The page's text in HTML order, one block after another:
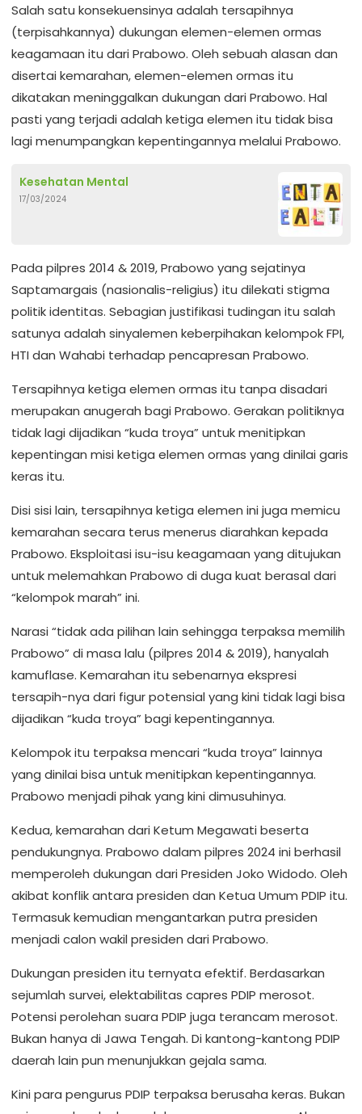
Salah satu konsekuensinya adalah tersapihnya
(terpisahkannya) dukungan elemen-elemen ormas
keagamaan itu dari Prabowo. Oleh sebuah alasan dan
disertai kemarahan, elemen-elemen ormas itu
dikatakan meninggalkan dukungan dari Prabowo. Hal
pasti yang terjadi adalah ketiga elemen itu tidak bisa
lagi menumpangkan kepentingannya melalui Prabowo.
Kesehatan Mental
17/03/2024
Pada pilpres 2014 & 2019, Prabowo yang sejatinya
Saptamargais (nasionalis-religius) itu dilekati stigma
politik identitas. Sebagian justifikasi tudingan itu salah
satunya adalah sinyalemen keberpihakan kelompok FPI,
HTI dan Wahabi terhadap pencapresan Prabowo.
Tersapihnya ketiga elemen ormas itu tanpa disadari
merupakan anugerah bagi Prabowo. Gerakan politiknya
tidak lagi dijadikan “kuda troya” untuk menitipkan
kepentingan misi ketiga elemen ormas yang dinilai garis
keras itu.
Disi sisi lain, tersapihnya ketiga elemen ini juga memicu
kemarahan secara terus menerus diarahkan kepada
Prabowo. Eksploitasi isu-isu keagamaan yang ditujukan
untuk melemahkan Prabowo di duga kuat berasal dari
“kelompok marah” ini.
Narasi “tidak ada pilihan lain sehingga terpaksa memilih
Prabowo” di masa lalu (pilpres 2014 & 2019), hanyalah
kamuflase. Kemarahan itu sebenarnya ekspresi
tersapih-nya dari figur potensial yang kini tidak lagi bisa
dijadikan “kuda troya” bagi kepentingannya.
Kelompok itu terpaksa mencari “kuda troya” lainnya
yang dinilai bisa untuk menitipkan kepentingannya.
Prabowo menjadi pihak yang kini dimusuhinya.
Kedua, kemarahan dari Ketum Megawati beserta
pendukungnya. Prabowo dalam pilpres 2024 ini berhasil
memperoleh dukungan dari Presiden Joko Widodo. Oleh
akibat konflik antara presiden dan Ketua Umum PDIP itu.
Termasuk kemudian mengantarkan putra presiden
menjadi calon wakil presiden dari Prabowo.
Dukungan presiden itu ternyata efektif. Berdasarkan
sejumlah survei, elektabilitas capres PDIP merosot.
Potensi perolehan suara PDIP juga terancam merosot.
Bukan hanya di Jawa Tengah. Di kantong-kantong PDIP
daerah lain pun menunjukkan gejala sama.
Kini para pengurus PDIP terpaksa berusaha keras. Bukan